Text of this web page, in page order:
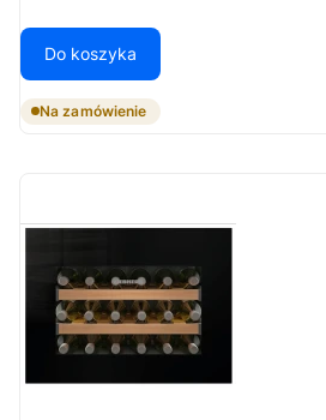
Do koszyka
Na zamówienie